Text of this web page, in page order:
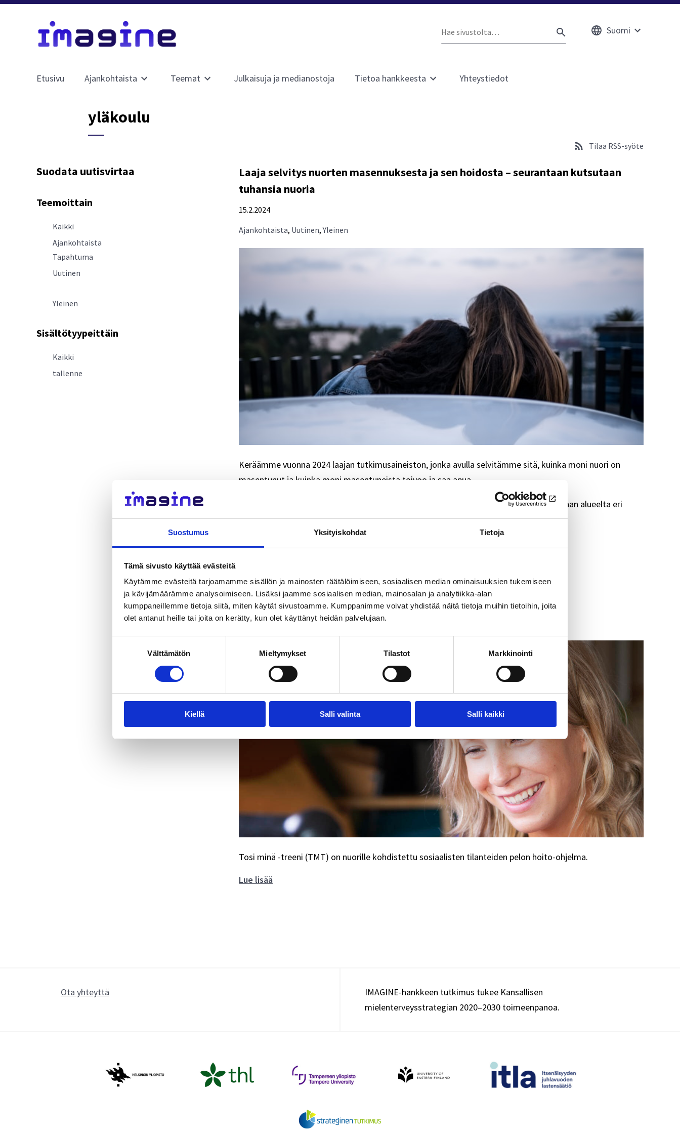
Suostumus Yksityiskohdat Tietoja
Tämä sivusto käyttää evästeitä
Käytämme evästeitä tarjoamamme sisällön ja mainosten räätälöimiseen, sosiaalisen median ominaisuuksien tukemiseen
ja kävijämäärämme analysoimiseen. Lisäksi jaamme sosiaalisen median, mainosalan ja analytiikka-alan
kumppaneillemme tietoja siitä, miten käytät sivustoamme. Kumppanimme voivat yhdistää näitä tietoja muihin tietoihin, joita
olet antanut heille tai joita on kerätty, kun olet käyttänyt heidän palvelujaan.
Välttämätön Mieltymykset Tilastot Markkinointi
Kiellä Salli valinta Salli kaikki
Hae
HAE
Suomi
Etusivu Ajankohtaista
sivulle
Ajankohtaista
Teemat Julkaisuja ja medianostoja Tietoa hankkeesta Yhteystiedot
yläkoulu
Suodata uutisvirtaa
Teemoittain
Kaikki
Ajankohtaista
Tapahtuma
Uutinen
Yleinen
Sisältötyypeittäin
Kaikki
tallenne
Tilaa RSS-syöte
Laaja selvitys nuorten masennuksesta ja sen hoidosta – seurantaan kutsutaan
tuhansia nuoria
15.2.2024
Ajankohtaista, Uutinen,Yleinen
Keräämme vuonna 2024 laajan tutkimusaineiston, jonka avulla selvitämme sitä, kuinka moni nuori on
masentunut ja kuinka moni masentuneista toivoo ja saa apua.
Tutkimuksen kyselyillä on tarkoitus tavoittaa jopa 9000 yläkouluikäistä seitsemän kunnan alueelta eri
puolilta Suomea.
masennuksesta
ja
sen
hoidosta
–
seurantaan
kutsutaan
tuhansia
nuoria
Tosi minä -treenistä apua nuorten sosiaalisten tilanteiden pelkoon
12.5.2023
Ajankohtaista,Yleinen
Tosi minä -treeni (TMT) on nuorille kohdistettu sosiaalisten tilanteiden pelon hoito-ohjelma.
Lue lisää
Ota yhteyttä
IMAGINE-hankkeen tutkimus tukee Kansallisen
mielenterveysstrategian 2020–2030 toimeenpanoa.